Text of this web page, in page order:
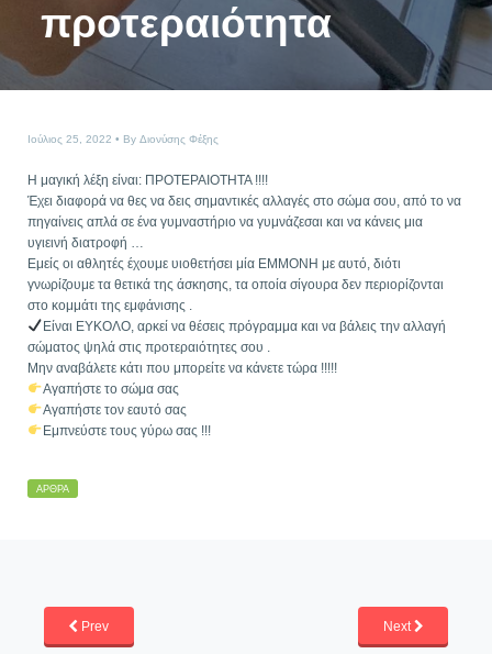
προτεραιότητα
Ιούλιος 25, 2022 By Διονύσης Φέξης
Η μαγική λέξη είναι: ΠΡΟΤΕΡΑΙΟΤΗΤΑ !!!!
Έχει διαφορά να θες να δεις σημαντικές αλλαγές στο σώμα σου, από το να
πηγαίνεις απλά σε ένα γυμναστήριο να γυμνάζεσαι και να κάνεις μια
υγιεινή διατροφή …
Εμείς οι αθλητές έχουμε υιοθετήσει μία ΕΜΜΟΝΗ με αυτό, διότι
γνωρίζουμε τα θετικά της άσκησης, τα οποία σίγουρα δεν περιορίζονται
στο κομμάτι της εμφάνισης .
Είναι ΕΥΚΟΛΟ, αρκεί να θέσεις πρόγραμμα και να βάλεις την αλλαγή
σώματος ψηλά στις προτεραιότητες σου .
Μην αναβάλετε κάτι που μπορείτε να κάνετε τώρα !!!!!
Αγαπήστε το σώμα σας
Αγαπήστε τον εαυτό σας
Εμπνεύστε τους γύρω σας !!!
ΆΡΘΡΑ
Prev Next